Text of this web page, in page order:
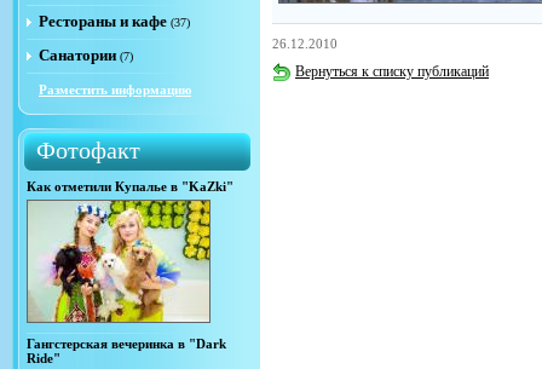
Рестораны и кафе (37)
Санатории (7)
Разместить информацию
Фотофакт
Как отметили Купалье в "KaZki"
Гангстерская вечеринка в "Dark
Ride"
26.12.2010
Вернуться к списку публикаций